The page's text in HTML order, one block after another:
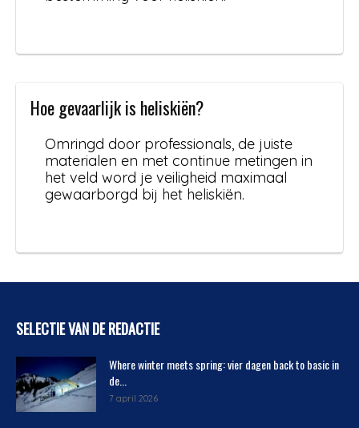
Hoe gevaarlijk is heliskiën?
Omringd door professionals, de juiste
materialen en met continue metingen in
het veld word je veiligheid maximaal
gewaarborgd bij het heliskiën.
SELECTIE VAN DE REDACTIE
Where winter meets spring: vier dagen back to basic in
de...
7 april 2026